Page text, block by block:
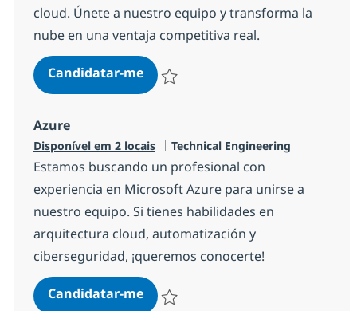
cloud. Únete a nuestro equipo y transforma la
nube en una ventaja competitiva real.
Candidatar-meAWS
Azure
Disponível em 2 locais Categoria
Technical Engineering
Estamos buscando un profesional con
experiencia en Microsoft Azure para unirse a
nuestro equipo. Si tienes habilidades en
arquitectura cloud, automatización y
ciberseguridad, ¡queremos conocerte!
Candidatar-meAzure